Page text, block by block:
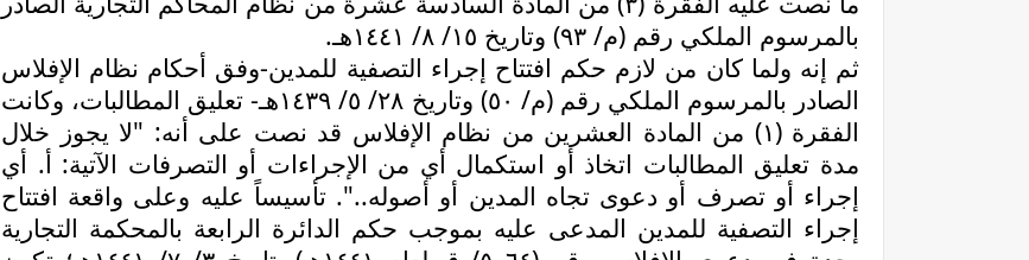
بالمرسوم الملكي رقم (م/ ٩٣) وتاريخ ١٥/ ٨/ ١٤٤١هـ
.
ثم إنه ولما كان من لازم حكم افتتاح إجراء التصفية للمدين-وفق أحكام نظام الإفلاس
الصادر بالمرسوم الملكي رقم (م/ ٥٠) وتاريخ ٢٨/ ٥/ ١٤٣٩هـ- تعليق المطالبات، وكانت
الفقرة (١) من المادة العشرين من نظام الإفلاس قد نصت على أنه: "لا يجوز خلال
مدة تعليق المطالبات اتخاذ أو استكمال أي من الإجراءات أو التصرفات الآتية: أ. أي
إجراء أو تصرف أو دعوى تجاه المدين أو أصوله..". تأسيساً عليه وعلى واقعة افتتاح
إجراء التصفية للمدين المدعى عليه بموجب حكم الدائرة الرابعة بالمحكمة التجارية